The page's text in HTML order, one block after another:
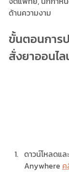
ด้านความงาม
ขั้นตอนการ
สั่งยาออนไ
ดาวน์โหลดแ
Anywhere